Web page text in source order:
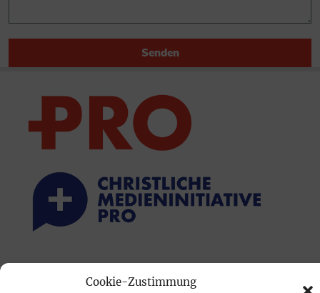
Cookie-Zustimmung
Senden
PRINTAUSGABE